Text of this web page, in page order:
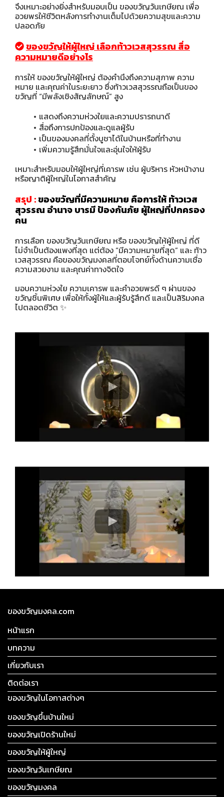
จึงเหมาะอย่างยิ่งสำหรับมอบเป็น ของขวัญวันเกษียณ เพื่อ
อวยพรให้ชีวิตหลังการทำงานเต็มไปด้วยความสุขและความ
ปลอดภัย
ของขวัญให้ผู้ใหญ่ เลือกท้าวเวสสุวรรณ สื่อ
ความหมายดีอย่างไร
การให้ ของขวัญให้ผู้ใหญ่ ต้องคำนึงถึงความสุภาพ ความ
หมาย และคุณค่าในระยะยาว ซึ่งท้าวเวสสุวรรณถือเป็นของ
ขวัญที่ “มีพลังเชิงสัญลักษณ์” สูง
แสดงถึงความห่วงใยและความปรารถนาดี
สื่อถึงการปกป้องและดูแลผู้รับ
เป็นของมงคลที่ตั้งบูชาได้ในบ้านหรือที่ทำงาน
เพิ่มความรู้สึกมั่นใจและอุ่นใจให้ผู้รับ
เหมาะสำหรับมอบให้ผู้ใหญ่ที่เคารพ เช่น ผู้บริหาร หัวหน้างาน
หรือญาติผู้ใหญ่ในโอกาสสำคัญ
สรุป :ของขวัญที่มีความหมาย คือการให้ ท้าวเวส
สุวรรณ อํานาจ บารมี ป้องกันภัย ผู้ใหญ่ที่ปกครอง
คน
การเลือก ของขวัญวันเกษียณ หรือ ของขวัญให้ผู้ใหญ่ ที่ดี
ไม่จำเป็นต้องแพงที่สุด แต่ต้อง “มีความหมายที่สุด” และ ท้าว
เวสสุวรรณ คือของขวัญมงคลที่ตอบโจทย์ทั้งด้านความเชื่อ
ความสวยงาม และคุณค่าทางจิตใจ
มอบความห่วงใย ความเคารพ และคำอวยพรดี ๆ ผ่านของ
ขวัญชิ้นพิเศษ เพื่อให้ทั้งผู้ให้และผู้รับรู้สึกดี และเป็นสิริมงคล
ไปตลอดชีวิต ✨
ของขวัญมงคล.com
หน้าแรก
บทความ
เกี่ยวกับเรา
ติดต่อเรา
ของขวัญในโอกาสต่างๆ
ของขวัญขึ้นบ้านใหม่
ของขวัญเปิดร้านใหม่
ของขวัญให้ผู้ใหญ่
ของขวัญวันเกษียณ
ของขวัญมงคล